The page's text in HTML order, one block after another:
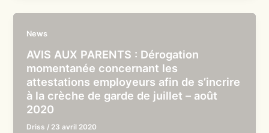
News
AVIS AUX PARENTS : Dérogation
momentanée concernant les
attestations employeurs afin de s’incrire
à la crèche de garde de juillet – août
2020
Driss / 23 avril 2020